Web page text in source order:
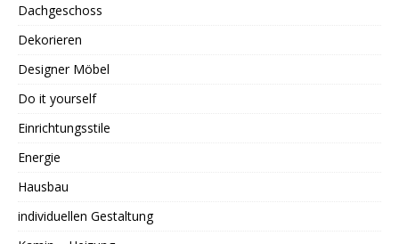
Dachgeschoss
Dekorieren
Designer Möbel
Do it yourself
Einrichtungsstile
Energie
Hausbau
individuellen Gestaltung